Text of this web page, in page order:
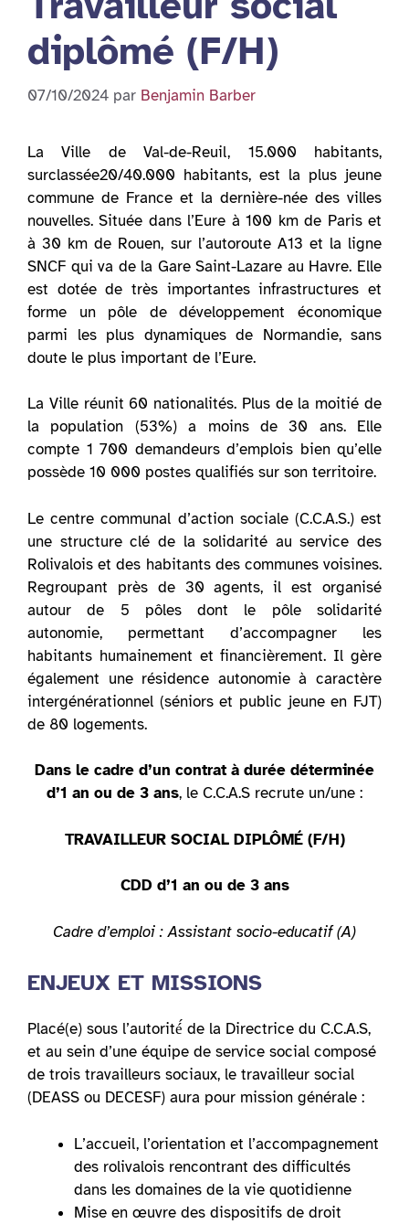
diplômé (F/H)
07/10/2024 par Benjamin Barber
La Ville de Val-de-Reuil, 15.000 habitants,
surclassée20/40.000 habitants, est la plus jeune
commune de France et la dernière-née des villes
nouvelles. Située dans l’Eure à 100 km de Paris et
à 30 km de Rouen, sur l’autoroute A13 et la ligne
SNCF qui va de la Gare Saint-Lazare au Havre. Elle
est dotée de très importantes infrastructures et
forme un pôle de développement économique
parmi les plus dynamiques de Normandie, sans
doute le plus important de l’Eure.
La Ville réunit 60 nationalités. Plus de la moitié de
la population (53%) a moins de 30 ans. Elle
compte 1 700 demandeurs d’emplois bien qu’elle
possède 10 000 postes qualifiés sur son territoire.
Le centre communal d’action sociale (C.C.A.S.) est
une structure clé de la solidarité au service des
Rolivalois et des habitants des communes voisines.
Regroupant près de 30 agents, il est organisé
autour de 5 pôles dont le pôle solidarité
autonomie, permettant d’accompagner les
habitants humainement et financièrement. Il gère
également une résidence autonomie à caractère
intergénérationnel (séniors et public jeune en FJT)
de 80 logements.
Dans le cadre d’un contrat à durée déterminée
d’1 an ou de 3 ans, le C.C.A.S recrute un/une :
TRAVAILLEUR SOCIAL DIPLÔMÉ (F/H)
CDD d’1 an ou de 3 ans
Cadre d’emploi : Assistant socio-educatif (A)
ENJEUX ET MISSIONS
Placé(e) sous l’autorité́ de la Directrice du C.C.A.S,
et au sein d’une équipe de service social composé
de trois travailleurs sociaux, le travailleur social
(DEASS ou DECESF) aura pour mission générale :
L’accueil, l’orientation et l’accompagnement
des rolivalois rencontrant des difficultés
dans les domaines de la vie quotidienne
Mise en œuvre des dispositifs de droit